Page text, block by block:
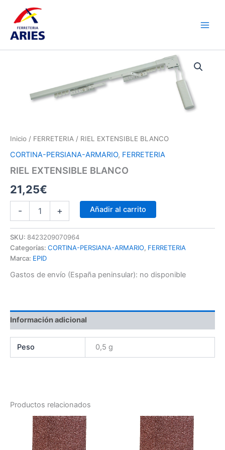
contenido
Inicio / FERRETERIA / RIEL EXTENSIBLE BLANCO
CORTINA-PERSIANA-ARMARIO, FERRETERIA
RIEL EXTENSIBLE BLANCO
21,25€
- + Añadir al carrito
SKU: 8423209070964
Categorías: CORTINA-PERSIANA-ARMARIO, FERRETERIA
Marca: EPID
Gastos de envío (España peninsular): no disponible
Información adicional
Peso 0,5 g
Productos relacionados